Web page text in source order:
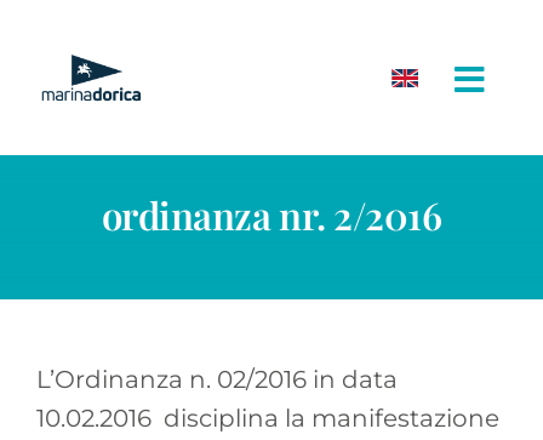
contenuto
ordinanza nr. 2/2016
L’Ordinanza n. 02/2016 in data
10.02.2016 disciplina la manifestazione